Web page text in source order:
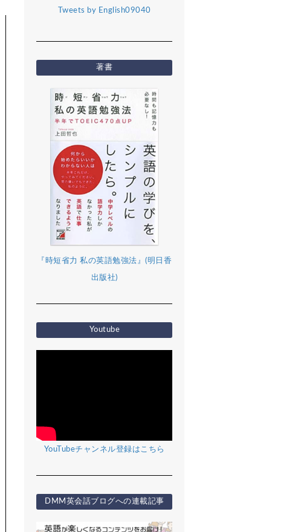
Tweets by English09040
著書
『時短省力 私の英語勉強法』(明日香
出版社)
Youtube
YouTubeチャンネル登録はこちら
DMM英会話ブログへの連載記事